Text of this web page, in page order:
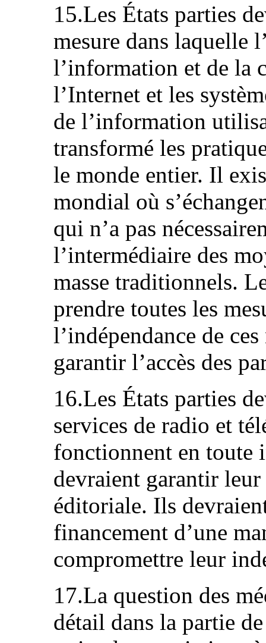
15.Les États parties
mesure dans laquelle
l’information et de la
l’Internet et les
de l’information
transformé les
le monde entier. Il
mondial où
qui n’a pas
l’intermédiaire des
masse traditionnels.
prendre toutes les
l’indépendance de
garantir l’accès des
16.Les États parties
services de radio et
fonctionnent en toute
devraient garantir
éditoriale. Ils
financement d’une
compromettre leur
17.La question des
détail dans la partie